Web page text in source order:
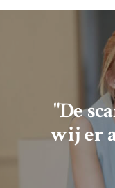
"De
wij er